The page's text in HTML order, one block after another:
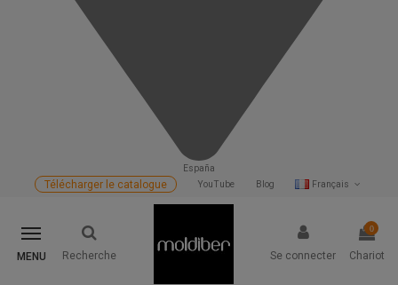
España
Français
Blog
YouTube
Télécharger le catalogue
MENU Recherche Se connecter
0
Chariot